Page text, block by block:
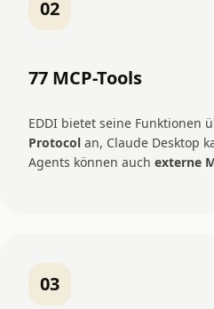
02
77 MCP-Tools
EDDI bietet seine Funktionen
Protocol an, Claude Desktop
Agents können auch externe
03